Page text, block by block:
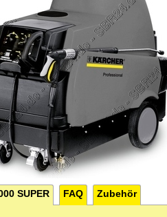
SUPER FAQ Zubehör